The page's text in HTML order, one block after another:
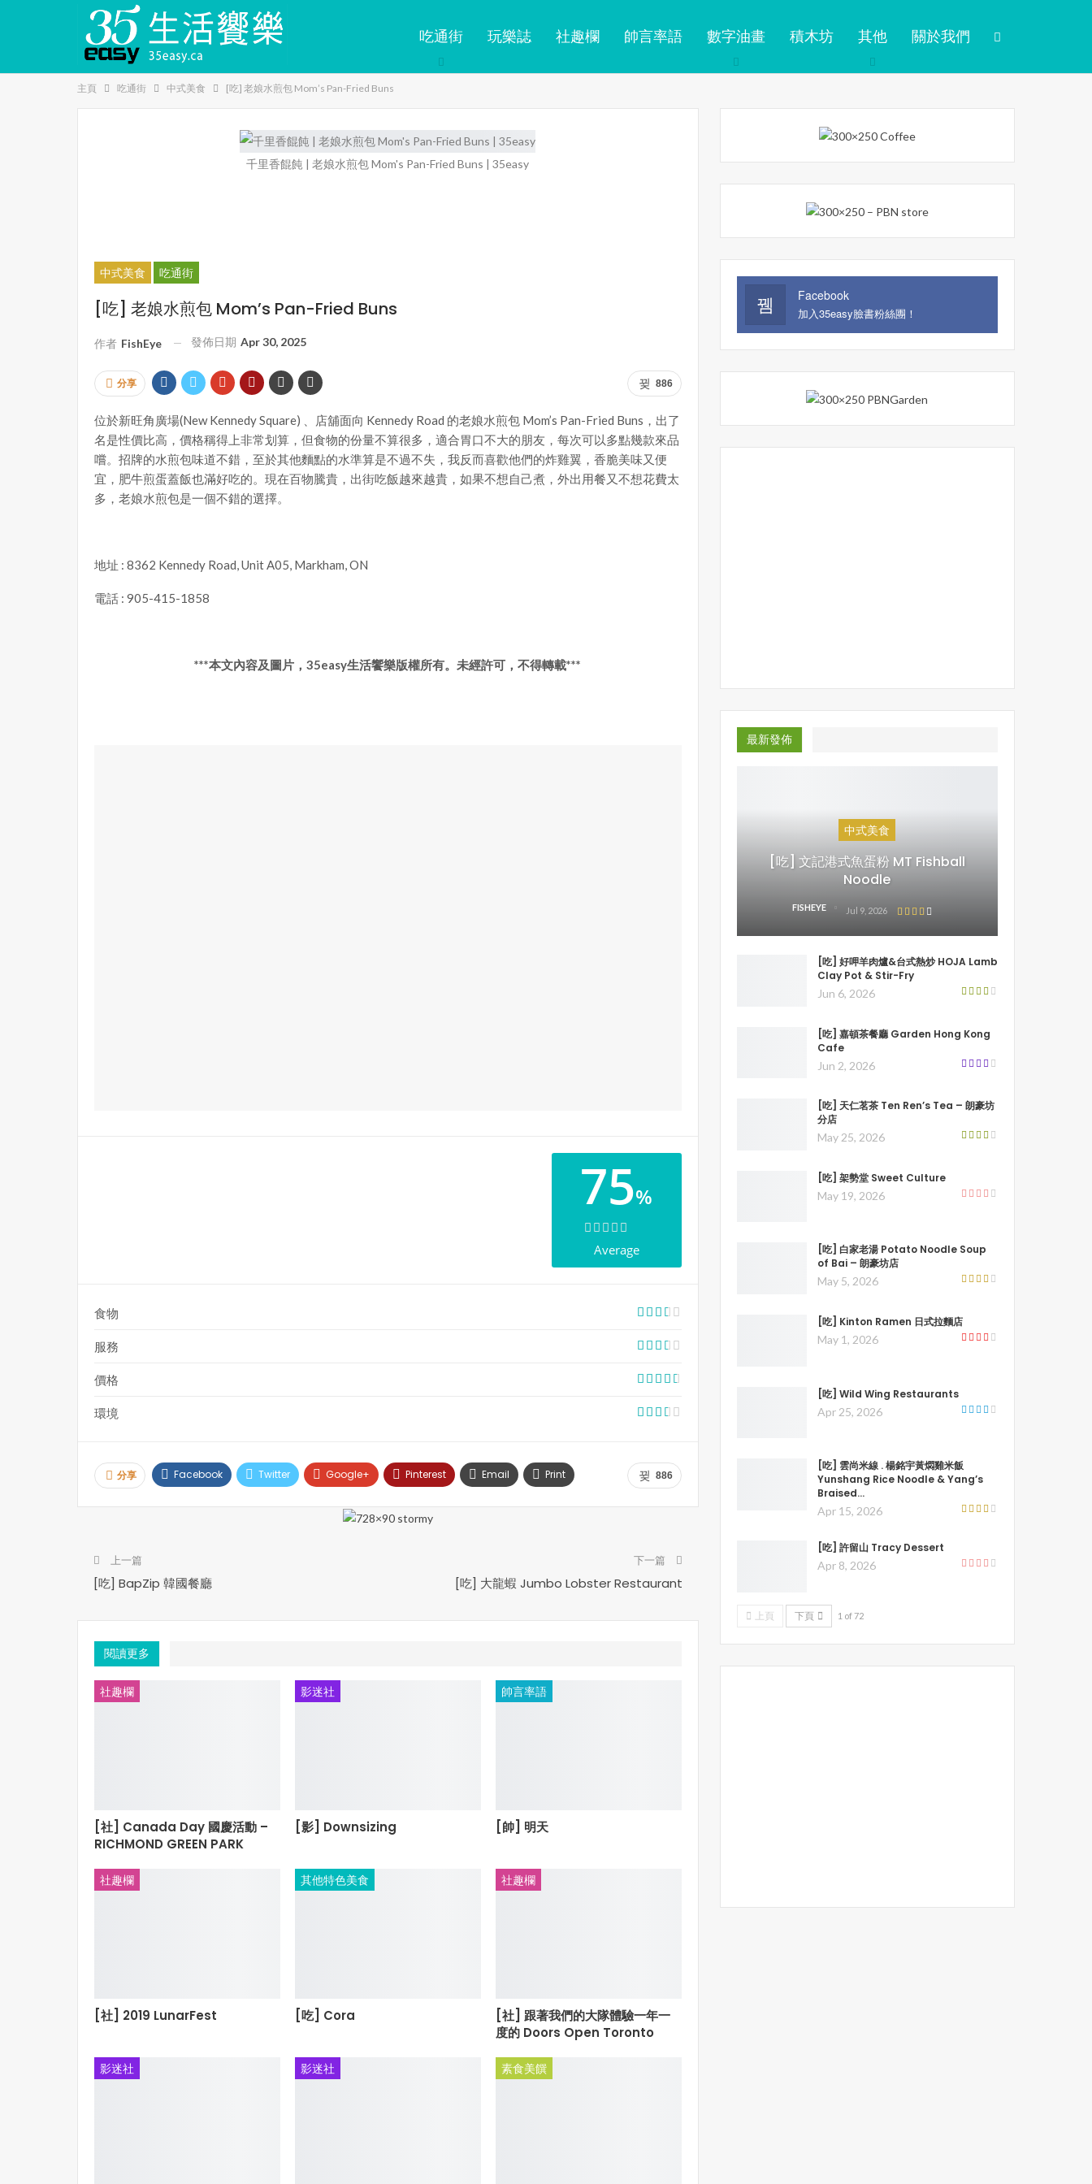
吃通街 玩樂誌 社趣欄 帥言率語 數字油畫 積木坊 其他 關於我們
主頁 吃通街 中式美食 [吃] 老娘水煎包 Mom’s Pan-Fried Buns
千里香餛飩 | 老娘水煎包 Mom's Pan-Fried Buns | 35easy
中式美食 吃通街
[吃] 老娘水煎包 Mom’s Pan-Fried Buns
作者 FishEye 發佈日期 Apr 30, 2025
886
分享
位於新旺角廣場(New Kennedy Square) 、店舖面向 Kennedy Road 的老娘水煎包 Mom’s Pan-Fried Buns，出了
名是性價比高，價格稱得上非常划算，但食物的份量不算很多，適合胃口不大的朋友，每次可以多點幾款來品
嚐。招牌的水煎包味道不錯，至於其他麵點的水準算是不過不失，我反而喜歡他們的炸雞翼，香脆美味又便
宜，肥牛煎蛋蓋飯也滿好吃的。現在百物騰貴，出街吃飯越來越貴，如果不想自己煮，外出用餐又不想花費太
多，老娘水煎包是一個不錯的選擇。
地址 : 8362 Kennedy Road, Unit A05, Markham, ON
電話 : 905-415-1858
***本文內容及圖片，35easy生活饗樂版權所有。未經許可，不得轉載***
75%
Average
食物
服務
價格
環境
886
分享 Facebook Twitter Google+ Pinterest Email Print
上一篇
[吃] BapZip 韓國餐廳
下一篇
[吃] 大龍蝦 Jumbo Lobster Restaurant
閱讀更多
社趣欄
[社] Canada Day 國慶活動 –
RICHMOND GREEN PARK
影迷社
[影] Downsizing
帥言率語
[帥] 明天
社趣欄
[社] 2019 LunarFest
其他特色美食
[吃] Cora
社趣欄
[社] 跟著我們的大隊體驗一年一
度的 Doors Open Toronto
影迷社 影迷社 素食美饌
Facebook
加入35easy臉書粉絲團！
最新發佈
中式美食
[吃] 文記港式魚蛋粉 MT Fishball
Noodle
FISHEYE Jul 9, 2026
[吃] 好呷羊肉爐&台式熱炒 HOJA Lamb
Clay Pot & Stir-Fry
Jun 6, 2026
[吃] 嘉頓茶餐廳 Garden Hong Kong
Cafe
Jun 2, 2026
[吃] 天仁茗茶 Ten Ren’s Tea – 朗豪坊
分店
May 25, 2026
[吃] 架勢堂 Sweet Culture
May 19, 2026
[吃] 白家老湯 Potato Noodle Soup
of Bai – 朗豪坊店
May 5, 2026
[吃] Kinton Ramen 日式拉麵店
May 1, 2026
[吃] Wild Wing Restaurants
Apr 25, 2026
[吃] 雲尚米線 . 楊銘宇黃燜雞米飯
Yunshang Rice Noodle & Yang’s
Braised…
Apr 15, 2026
[吃] 許留山 Tracy Dessert
Apr 8, 2026
上頁 下頁 1 of 72